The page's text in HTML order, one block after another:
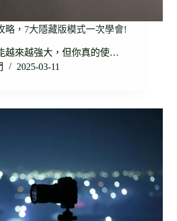
略，7大隱藏版模式一次學會!
越來越強大，但你真的使…
2025-03-11